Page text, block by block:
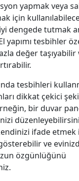
yapmak veya
için
dengede tutmak
yapımı tesbihler
değer taşıyabilir
tesbihleri
dikkat çekici
bir duvar
ifade etmek
ve
özgünlüğünü